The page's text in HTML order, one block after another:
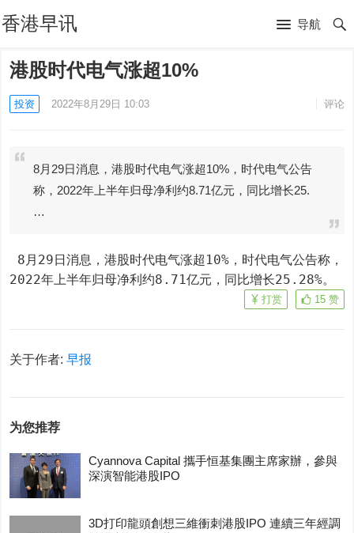
香港早讯 导航
港股时代电气涨超10%
投资 2022年8月29日 10:03 评论
8月29日消息，港股时代电气涨超10%，时代电气公告
称，2022年上半年归母净利约8.71亿元，同比增长25.
…
2022年上半年归母净利约8.71亿元，同比增长25.28%。
15 赞
打赏
关于作者:早报
为您推荐
Cyannova Capital 攜手恒基集團主席家辦，參與
深演智能港股IPO
3D打印龍頭創想三維衝刺港股IPO 連續三年經調